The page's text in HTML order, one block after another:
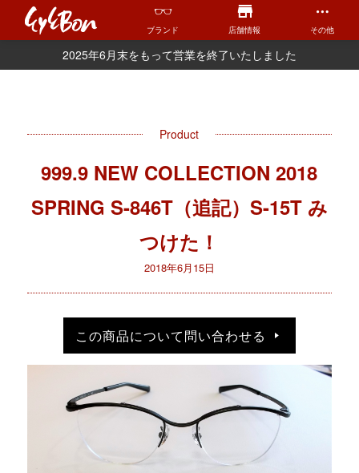
ブランド 店舗情報 その他
2025年6月末をもって営業を終了いたしました
Product
999.9 NEW COLLECTION 2018
SPRING S-846T（追記）S-15T み
つけた！
2018年6月15日
この商品について問い合わせる